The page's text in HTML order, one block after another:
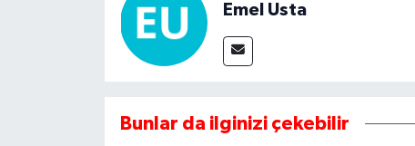
Emel Usta
Bunlar da ilginizi çekebilir